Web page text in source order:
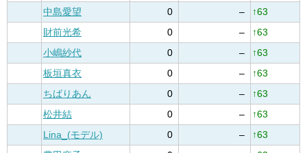
中島愛望
0 –
↑63
財前光希
0 –
↑63
小嶋紗代
0 –
↑63
板垣真衣
0 –
↑63
ちばりあん
0 –
↑63
松井結
0 –
↑63
Lina_(モデル)
0 –
↑63